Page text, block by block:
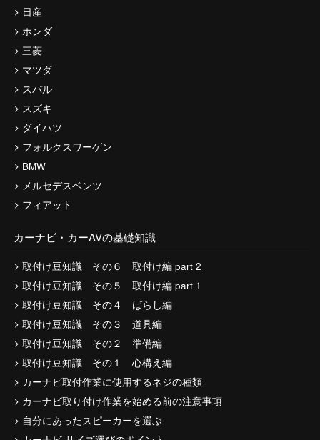
日産
ホンダ
三菱
マツダ
スバル
スズキ
ダイハツ
フォルクスワーゲン
BMW
メルセデスベンツ
フィアット
カーナビ・カーAVの基礎知識
取付け豆知識 その６ 取付け編 part 2
取付け豆知識 その５ 取付け編 part 1
取付け豆知識 その４ ばらし編
取付け豆知識 その３ 道具編
取付け豆知識 その２ 準備編
取付け豆知識 その１ 心構え編
カーナビ取付作業に使用するネジの種類
カーナビ取り付け作業を始める前の注意事項
自分にあったスピーカーを選ぶ